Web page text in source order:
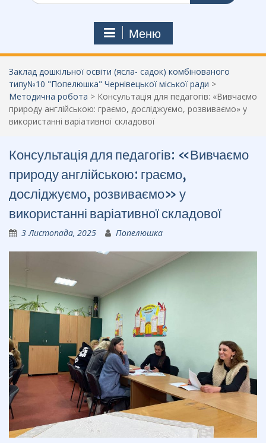
Меню
Заклад дошкільної освіти (ясла- садок) комбінованого
типу№10 "Попелюшка" Чернівецької міської ради >
Методична робота > Консультація для педагогів: «Вивчаємо
природу англійською: граємо, досліджуємо, розвиваємо» у
використанні варіативної складової
Консультація для педагогів: «Вивчаємо
природу англійською: граємо,
досліджуємо, розвиваємо» у
використанні варіативної складової
3 Листопада, 2025 Попелюшка